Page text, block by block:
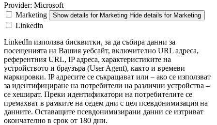
Provider: Microsoft
Marketing
Show details for Marketing Hide details for Marketing
Linkedin
LinkedIn използва бисквитки, за да събира данни за
посещенията на Вашия уебсайт, включително URL адреса,
референтния URL, IP адреса, характеристиките на
устройството и браузъра (User Agent), както и времеви
маркировки. IP адресите се съкращават или – ако се използват
за идентифициране на потребители на различни устройства –
се хешират. Преки идентификатори на потребителите се
премахват в рамките на седем дни с цел псевдонимизация на
данните. Оставащите псевдонимизирани данни се изтриват
окончателно в срок от 180 дни.